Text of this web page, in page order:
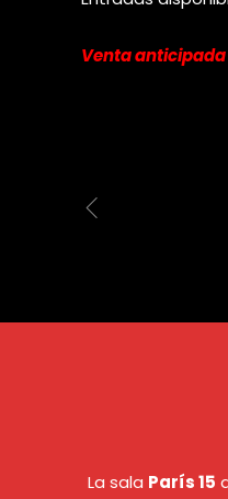
Venta anticipada
La sala París 15